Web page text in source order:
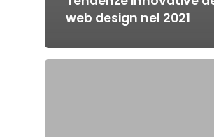
web design nel 2021